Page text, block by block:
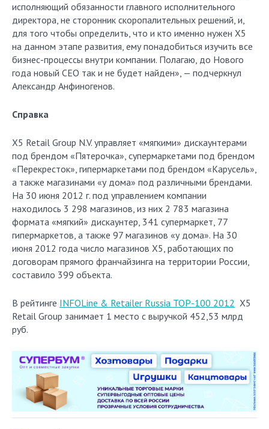
исполняющий обязанности главного исполнительного
директора, не сторонник скоропалительных решений, и,
для того чтобы определить, что и кто именно нужен X5
на данном этапе развития, ему понадобиться изучить все
бизнес-процессы внутри компании. Полагаю, до Нового
года новый СЕО так и не будет найден», — подчеркнул
Александр Анфиногенов.
Справка
X5 Retail Group N.V. управляет «мягкими» дискаунтерами
под брендом «Пятерочка», супермаркетами под брендом
«Перекресток», гипермаркетами под брендом «Карусель»,
а также магазинами «у дома» под различными брендами.
На 30 июня 2012 г. под управлением компании
находилось 3 298 магазинов, из них 2 783 магазина
формата «мягкий» дискаунтер, 341 супермаркет, 77
гипермаркетов, а также 97 магазинов «у дома». На 30
июня 2012 года число магазинов Х5, работающих по
договорам прямого франчайзинга на территории России,
составило 399 объекта.
В рейтинге INFOLine & Retailer Russia TOP-100 2012 Х5
Retail Group занимает 1 место с выручкой 452,53 млрд
руб.